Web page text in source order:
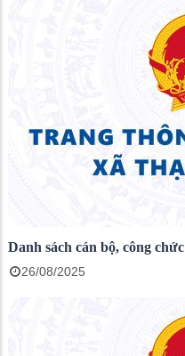
Danh sách cán bộ, công chức
26/08/2025